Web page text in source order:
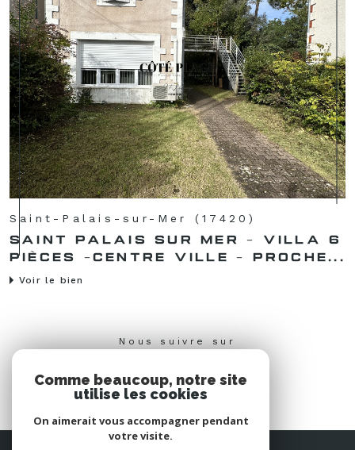
Saint-Palais-sur-Mer (17420)
SAINT PALAIS SUR MER - VILLA 6
PIÈCES -CENTRE VILLE - PROCHE...
Voir le bien
Nous suivre sur
Comme beaucoup, notre site
utilise les cookies
On aimerait vous accompagner pendant
votre visite.